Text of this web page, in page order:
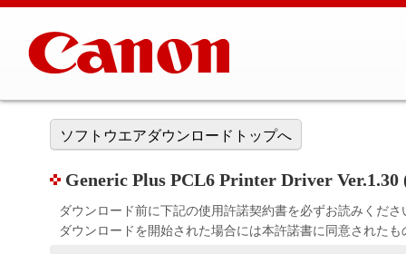
ソフトウエアダウンロードトップへ
Generic Plus PCL6 Printer Driver Ver.1.30
ダウンロード前に下記の使用許諾契約書を必ずお読みくださ
ダウンロードを開始された場合には本許諾書に同意された